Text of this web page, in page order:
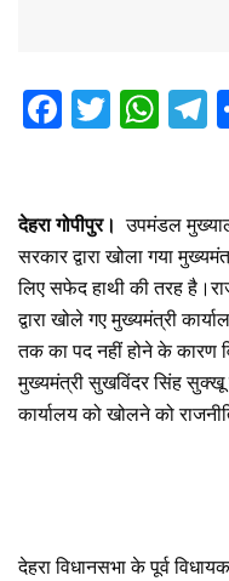
F
b
o
o
k
T
er
W
s
A
p
p
T
a
देहरा गोपीपुर। उपमंडल
सरकार द्वारा खोला गया
लिए सफेद हाथी की तरह
द्वारा खोले गए मुख्यमंत्री
तक का पद नहीं होने के कारण
मुख्यमंत्री सुखविंदर सिंह सुक्खू
कार्यालय को खोलने को
देहरा विधानसभा के पूर्व